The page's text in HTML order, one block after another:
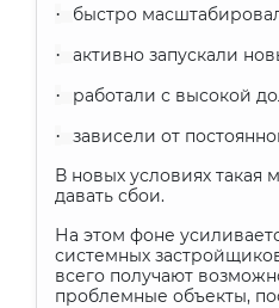
· быстро
· активно запускали
· работали с высокой
·
зависели от
В новых условиях такая
давать сбои.
На этом фоне
системных
всего получают
проблемные объекты,